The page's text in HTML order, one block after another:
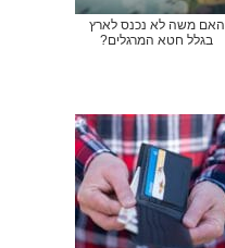
האם משה לא נכנס לארץ
בגלל חטא המרגלים?